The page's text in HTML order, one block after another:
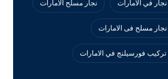
نجار في الامارات نجار مسلح الامارات
نجار مسلح فى الامارات
فورسيلنج في الامارات